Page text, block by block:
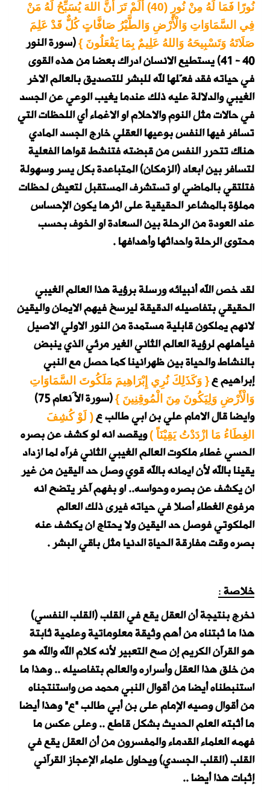
نُورًا فَمَا لَهُ مِنْ نُورٍ (40) أَلَمْ تَرَ أَنَّ اللهَ يُسَبِّحُ لَهُ مَنْ
فِي السَّمَاوَاتِ وَالْأَرْضِ وَالطَّيْرُ صَافَّاتٍ كُلٌّ قَدْ عَلِمَ
صَلَاتَهُ وَتَسْبِيحَهُ وَاللهُ عَلِيمٌ بِمَا يَفْعَلُونَ }(سورة النور
40 - 41)
يستطيع الانسان ادراك بعضا من هذه القوى
في حياته فقد فعّلها لله للبشر للتصديق بالعالم الاخر
الغيبي والدلالة عليه ذلك عندما يغيب الوعي عن الجسد
في حالات مثل النوم والاحلام او الاغماء أي اللحظات التي
تسافر فيها النفس بوعيها العقلي خارج الجسد المادي
هناك تتحرر النفس من قبضته فتنشط قواها الفعلية
لتسافر بين ابعاد (الزمكان) المتباعدة بكل يسر وسهولة
فتلتقي بالماضي او تستشرف المستقبل لتعيش لحظات
مملؤة بالمشاعر الحقيقية على اثرها يكون الإحساس
عند العودة من الرحلة بين السعادة او الخوف بحسب
محتوى الرحلة واحداثها وأهدافها .
لقد خص اللهأنبيائهورسلة برؤية هذا العالم الغيبي
الحقيقي بتفاصيله الدقيقة ليرسخ فيهم الايمان واليقين
لانهم يملكون قابلية مستمدة من النور الاولي الاصيل
فيأهلهم لرؤية العالم الثاني الغير مرئي الذي ينبض
بالنشاط والحياة بين ظهرانينا كما حصل مع النبي
إبراهيم ع{ وَكَذَلِكَ نُرِي إِبْرَاهِيمَ مَلَكُوتَ السَّمَاوَاتِ
وَالْأَرْضِ وَلِيَكُونَ مِنَ الْمُوقِنِينَ }(سورة الأَنعام 75)
وايضا قال الامام علي بن ابي طالب ع( لَوْ كُشِفَ
الغِطَاءُ مَا ازْدَدْتُ يَقِيْنَاً )ويقصد انه لو كشف عن بصره
الحسي غطاء ملكوت العالم الغيبي الثاني فرآه لما ازداد
يقينا بالله لأن ايمانه بالله قوي وصل حد اليقين من غير
ان يكشف عن بصره وحواسه.. او بفهم آخر يتضح انه
مرفوع الغطاء أصلا في حياته فيرى ذلك العالم
الملكوتي فوصل حد اليقين ولا يحتاج ان يكشف عنه
بصره وقت مفارقة الحياة الدنيا مثل باقي البشر .
خلاصة:
نخرج بنتيجة أن العقل يقع في القلب (القلب النفسي)
هذا ما ثبتناه من أهم وثيقة معلوماتية وعلمية ثابتة
هو القرآن الكريم إن صح التعبير لأنه كلام الله والله هو
من خلق هذا العقل وأسراره والعالم بتفاصيله .. وهذا ما
استنبطناه أيضا من أقوال النبي محمد ص واستنتجناه
من أقوال وصيه الإمام على بن أبي طالب "ع" وهذا أيضا
ما أثبته العلم الحديث بشكل قاطع .. وعلى عكس ما
فهمه العلماء القدماء والمفسرون من أن العقل يقع في
القلب (القلب الجسدي) ويحاول علماء الإعجاز القرآني
إثبات هذا أيضا ..